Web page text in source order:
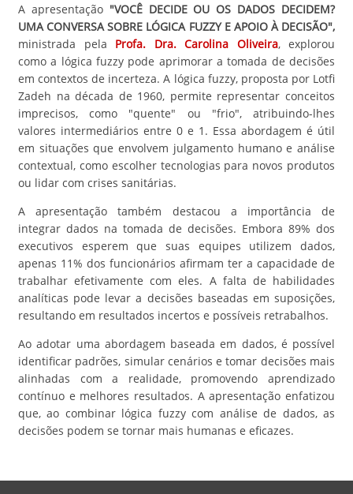
A apresentação "VOCÊ DECIDE OU OS DADOS DECIDEM?
UMA CONVERSA SOBRE LÓGICA FUZZY E APOIO À DECISÃO",
ministrada pela Profa. Dra. Carolina Oliveira, explorou
como a lógica fuzzy pode aprimorar a tomada de decisões
em contextos de incerteza. A lógica fuzzy, proposta por Lotfi
Zadeh na década de 1960, permite representar conceitos
imprecisos, como "quente" ou "frio", atribuindo-lhes
valores intermediários entre 0 e 1. Essa abordagem é útil
em situações que envolvem julgamento humano e análise
contextual, como escolher tecnologias para novos produtos
ou lidar com crises sanitárias.
A apresentação também destacou a importância de
integrar dados na tomada de decisões. Embora 89% dos
executivos esperem que suas equipes utilizem dados,
apenas 11% dos funcionários afirmam ter a capacidade de
trabalhar efetivamente com eles. A falta de habilidades
analíticas pode levar a decisões baseadas em suposições,
resultando em resultados incertos e possíveis retrabalhos.
Ao adotar uma abordagem baseada em dados, é possível
identificar padrões, simular cenários e tomar decisões mais
alinhadas com a realidade, promovendo aprendizado
contínuo e melhores resultados. A apresentação enfatizou
que, ao combinar lógica fuzzy com análise de dados, as
decisões podem se tornar mais humanas e eficazes.